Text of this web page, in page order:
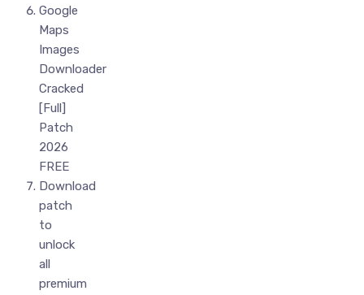
Google
Maps
Images
Downloader
Cracked
[Full]
Patch
2026
FREE
Download
patch
to
unlock
all
premium